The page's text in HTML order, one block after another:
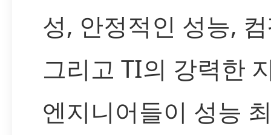
성, 안정적인 성능,
그리고 TI의 강력한
엔지니어들이 성능